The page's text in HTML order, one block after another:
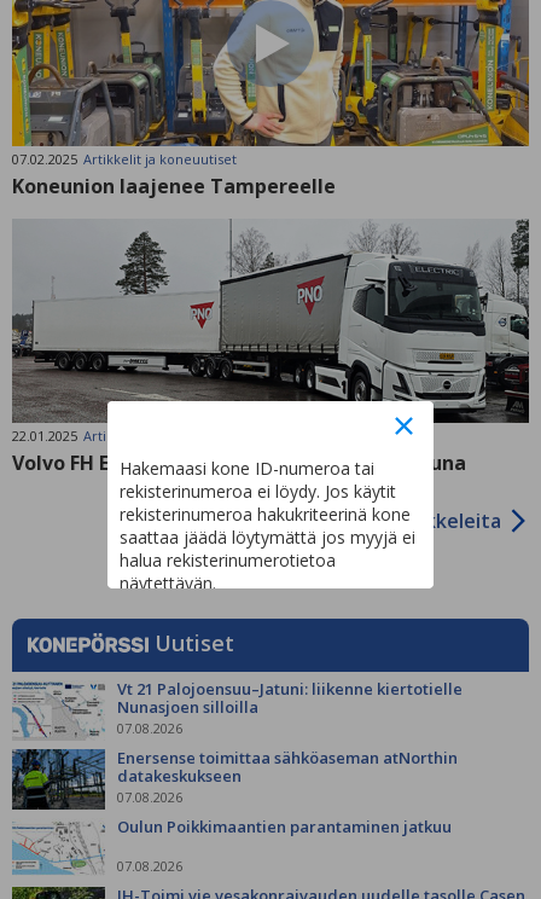
07.02.2025 Artikkelit ja koneuutiset
Koneunion laajenee Tampereelle
22.01.2025 Artikkelit ja koneuutiset
Volvo FH Electric Aero – Maanteiden sähköjuna
Lisää artikkeleita
Uutiset
Vt 21 Palojoensuu–Jatuni: liikenne kiertotielle
Nunasjoen silloilla
07.08.2026
Enersense toimittaa sähköaseman atNorthin
datakeskukseen
07.08.2026
Oulun Poikkimaantien parantaminen jatkuu
07.08.2026
Hakemaasi kone ID-numeroa tai
rekisterinumeroa ei löydy. Jos käytit
rekisterinumeroa hakukriteerinä kone
saattaa jäädä löytymättä jos myyjä ei
halua rekisterinumerotietoa
näytettävän.